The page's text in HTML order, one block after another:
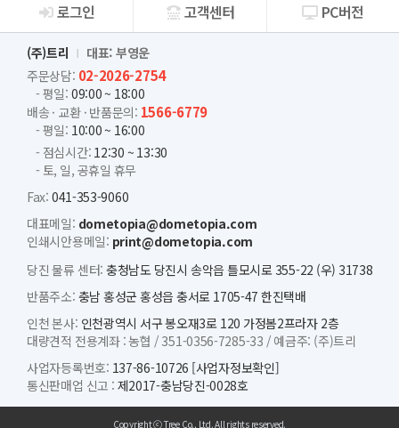
회사소개
로그인 고객센터 PC버전
(주)트리
대표: 부영운
주문상담: 02-2026-2754
- 평일: 09:00 ~ 18:00
배송 · 교환 · 반품문의: 1566-6779
- 평일: 10:00 ~ 16:00
- 점심시간: 12:30 ~ 13:30
- 토, 일, 공휴일 휴무
Fax: 041-353-9060
대표메일: dometopia@dometopia.com
인쇄시안용메일: print@dometopia.com
당진 물류 센터: 충청남도 당진시 송악읍 틀모시로 355-22 (우) 31738
반품주소: 충남 홍성군 홍성읍 충서로 1705-47 한진택배
인천 본사: 인천광역시 서구 봉오재3로 120 가정봄2프라자 2층
대량견적 전용계좌 :농협 / 351-0356-7285-33 / 예금주: (주)트리
사업자등록번호: 137-86-10726 [사업자정보확인]
통신판매업 신고 : 제2017-충남당진-0028호
Copyright ⓒ Tree Co., Ltd. All rights reserved.